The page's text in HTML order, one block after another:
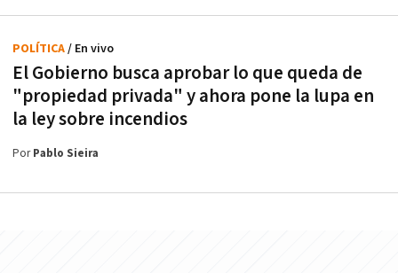
El Gobierno busca aprobar lo que queda de
"propiedad privada" y ahora pone la lupa en
la ley sobre incendios
POLÍTICA/ En vivo
PorPablo Sieira